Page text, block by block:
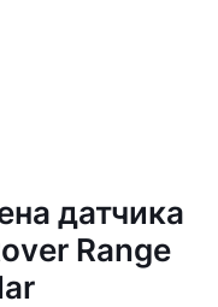
датчика
Range